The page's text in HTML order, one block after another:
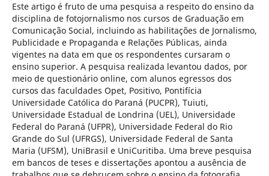
Este artigo é fruto de uma pesquisa a respeito do ensino da
disciplina de fotojornalismo nos cursos de Graduação em
Comunicação Social, incluindo as habilitações de Jornalismo,
Publicidade e Propaganda e Relações Públicas, ainda
vigentes na data em que os respondentes cursaram o
ensino superior. A pesquisa realizada levantou dados, por
meio de questionário online, com alunos egressos dos
cursos das faculdades Opet, Positivo, Pontifícia
Universidade Católica do Paraná (PUCPR), Tuiuti,
Universidade Estadual de Londrina (UEL), Universidade
Federal do Paraná (UFPR), Universidade Federal do Rio
Grande do Sul (UFRGS), Universidade Federal de Santa
Maria (UFSM), UniBrasil e UniCuritiba. Uma breve pesquisa
em bancos de teses e dissertações apontou a ausência de